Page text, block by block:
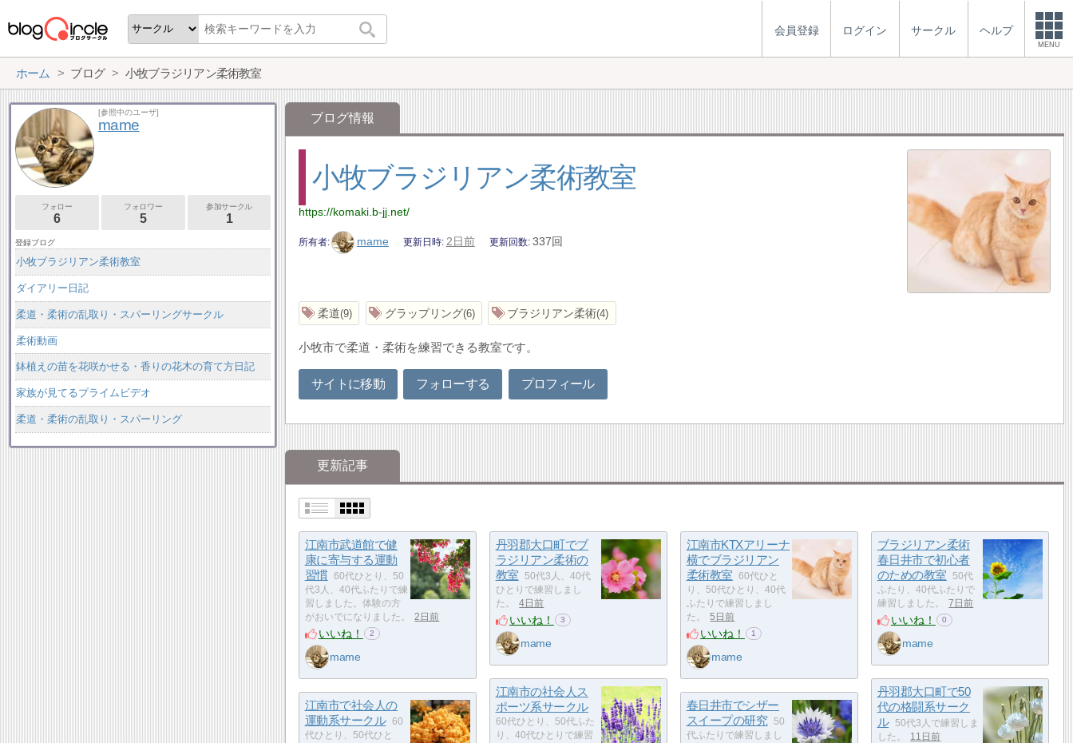
会員登録 ログイン サークル ヘルプ
MENU
ホーム ブログ 小牧ブラジリアン柔術教室
ブログ情報
小牧ブラジリアン柔術教室
https://komaki.b-jj.net/
所有者 mame 更新日時 2日前 更新回数 337回
柔道 9 グラップリング 6 ブラジリアン柔術 4
小牧市で柔道・柔術を練習できる教室です。
サイトに移動 フォローする プロフィール
更新記事
江南市武道館で健
康に寄与する運動
習慣
60代ひとり、50
代3人、40代ふたりで練
習しました。体験の方
がおいでになりました。
2日前
いいね！ 2
mame
丹羽郡大口町でブ
ラジリアン柔術の
教室
50代3人、40代
ひとりで練習しまし
た。
4日前
いいね！ 3
mame
江南市KTXアリーナ
横でブラジリアン
柔術教室
60代ひと
り、50代ひとり、40代
ふたりで練習しまし
た。
5日前
いいね！ 1
mame
ブラジリアン柔術
春日井市で初心者
のための教室
50代
ふたり、40代ふたりで
練習しました。
7日前
いいね！ 0
mame
江南市の社会人ス
ポーツ系サークル
60代ひとり、50代ふた
り、40代ひとりで練習
丹羽郡大口町で50
代の格闘系サーク
ル
50代3人で練習しま
した。
11日前
江南市で社会人の
運動系サークル
60
代ひとり、50代ひと
春日井市でシザー
スイープの研究
50
代ふたりで練習しまし
[参照中のユーザ]
mame
フォロー
6
フォロワー
5
参加サークル
1
登録ブログ
小牧ブラジリアン柔術教室
ダイアリー日記
柔道・柔術の乱取り・スパーリングサークル
柔術動画
鉢植えの苗を花咲かせる・香りの花木の育て方日記
家族が見てるプライムビデオ
柔道・柔術の乱取り・スパーリング